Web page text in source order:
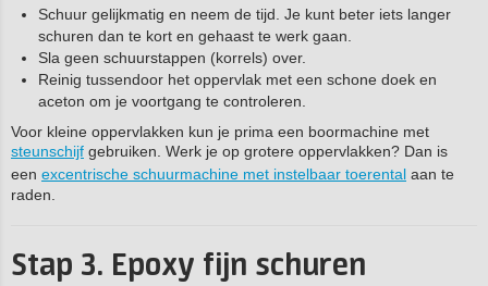
Schuur gelijkmatig en neem de tijd. Je kunt beter iets langer
schuren dan te kort en gehaast te werk gaan.
Sla geen schuurstappen (korrels) over.
Reinig tussendoor het oppervlak met een schone doek en
aceton om je voortgang te controleren.
Voor kleine oppervlakken kun je prima een boormachine met
steunschijf gebruiken. Werk je op grotere oppervlakken? Dan is
een excentrische schuurmachine met instelbaar toerental aan te
raden.
Stap 3. Epoxy fijn schuren